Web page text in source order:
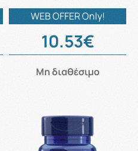
WEB OFFER Only!
10.53€
Μη διαθέσιμο